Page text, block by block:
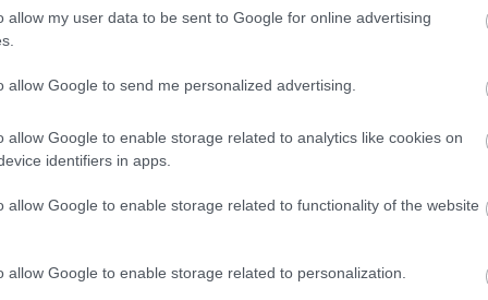
allow my user data to be sent to Google for online advertising
allow Google to send me personalized advertising.
allow Google to enable storage related to analytics like cookies on
identifiers in apps.
allow Google to enable storage related to functionality of the website
allow Google to enable storage related to personalization.
του. Η Μαντόνα τόνισε πως η Αμερική
τον μονάρχη. Συνεπώς, κανένας βασιλιάς δεν έχει